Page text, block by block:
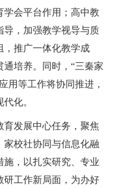
学会平台作用；高中教
导，加强教学视导与质
，推广一体化教学成
培养。同时，“三秦家
用等工作将协同推进，
化。
育发展中心任务，聚焦
家校社协同与信息化融
施，以扎实研究、专业
研工作新局面，为办好